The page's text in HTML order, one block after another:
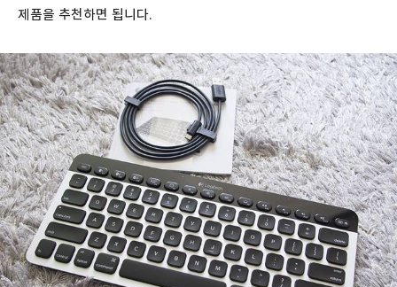
제품을 추천하면 됩니다.